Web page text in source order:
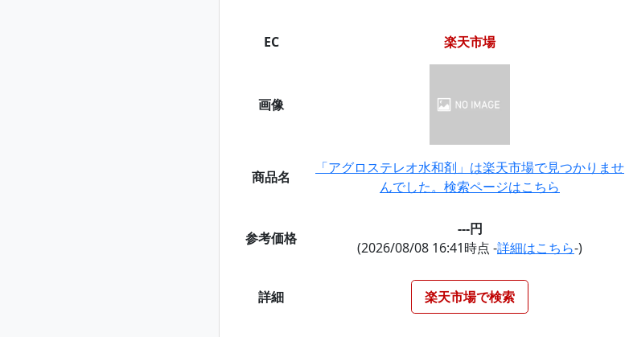
EC 楽天市場
画像
商品名
「アグロステレオ水和剤」は楽天市場で見つかりませ
んでした。検索ページはこちら
参考価格
---円
(2026/08/08 16:41時点 -詳細はこちら-)
詳細 楽天市場で検索